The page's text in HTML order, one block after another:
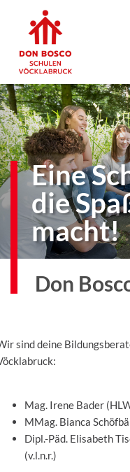
Eine
die
macht!
Don
sind deine
Mag. Irene Bader
MMag. Bianca
Dipl.-Päd. Elisabeth
(v.l.n.r.)